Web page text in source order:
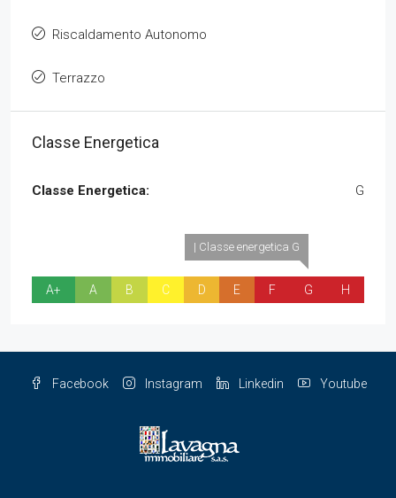
Riscaldamento Autonomo
Terrazzo
Classe Energetica
Classe Energetica: G
A+ A B C D E F
| Classe energetica G
G H
Facebook Instagram Linkedin Youtube